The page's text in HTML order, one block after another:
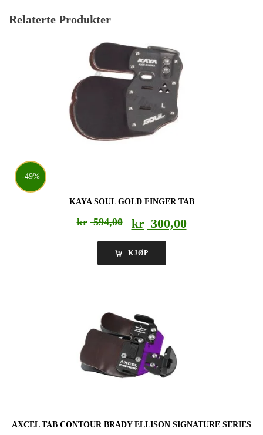
Relaterte Produkter
-49%
KAYA SOUL GOLD FINGER TAB
kr 594,00
Opprinnelig
pris
kr 594,00.
kr 300,00Nåværende
pris
KJØP
AXCEL TAB CONTOUR BRADY ELLISON SIGNATURE SERIES